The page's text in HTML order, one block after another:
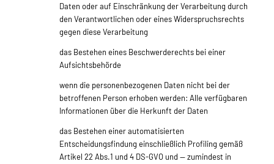
Daten oder auf Einschränkung der Verarbeitung durch
den Verantwortlichen oder eines Widerspruchsrechts
gegen diese Verarbeitung
das Bestehen eines Beschwerderechts bei einer
Aufsichtsbehörde
wenn die personenbezogenen Daten nicht bei der
betroffenen Person erhoben werden: Alle verfügbaren
Informationen über die Herkunft der Daten
das Bestehen einer automatisierten
Entscheidungsfindung einschließlich Profiling gemäß
Artikel 22 Abs.1 und 4 DS-GVO und — zumindest in